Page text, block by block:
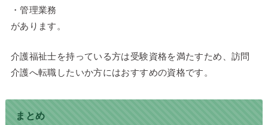
・管理業務
があります。
介護福祉士を持っている方は受験資格を満たすため、訪問
介護へ転職したいか方にはおすすめの資格です。
まとめ